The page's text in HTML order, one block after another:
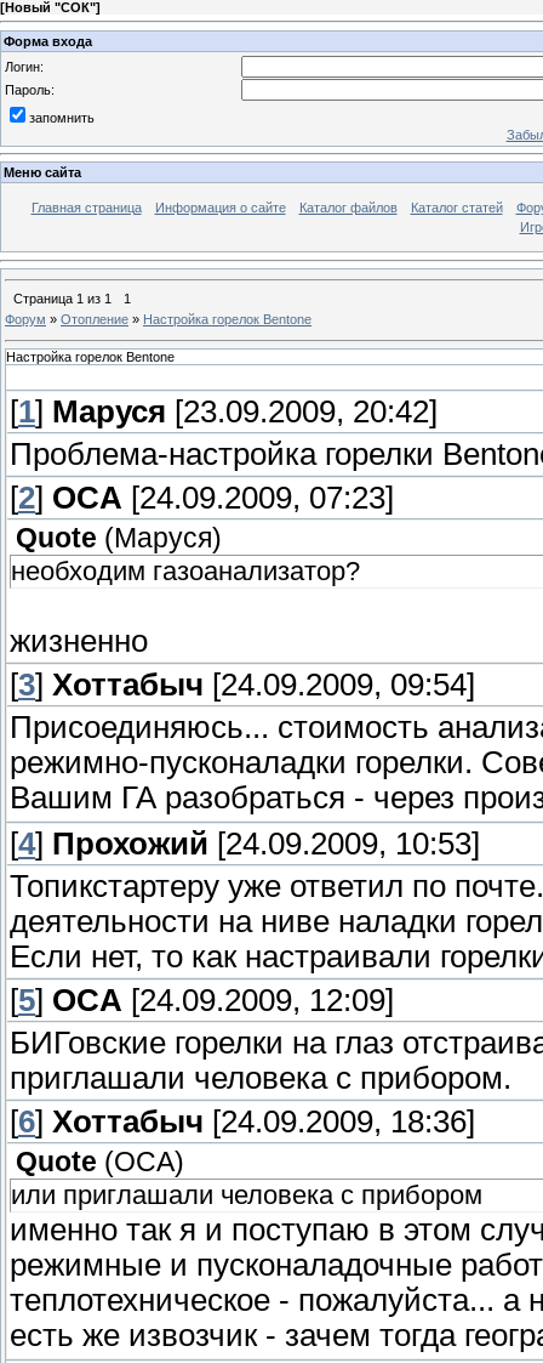
[Новый "СОК"]
Форма входа
Логин:
Пароль:
запомнить
Меню сайта
Главная страница Информация о сайте Каталог файлов Каталог статей
Страница 1 из 1
1
Форум » Отопление » Настройка горелок Bentone
Настройка горелок Bentone
[1] Маруся [23.09.2009, 20:42]
Проблема-настройка горелки
[2] OCA [24.09.2009, 07:23]
Quote (Маруся)
необходим газоанализатор?
жизненно
[3] Хоттабыч [24.09.2009, 09:54]
Присоединяюсь... стоимость
режимно-пусконаладки горелки.
Вашим ГА разобраться - через
[4] Прохожий [24.09.2009, 10:53]
Топикстартеру уже ответил по
деятельности на ниве наладки
Если нет, то как настраивали
[5] OCA [24.09.2009, 12:09]
БИГовские горелки на глаз
приглашали человека с прибором.
[6] Хоттабыч [24.09.2009, 18:36]
Quote (OCA)
или приглашали человека с прибором
именно так я и поступаю в этом
режимные и пусконаладочные
теплотехническое - пожалуйста...
есть же извозчик - зачем тогда